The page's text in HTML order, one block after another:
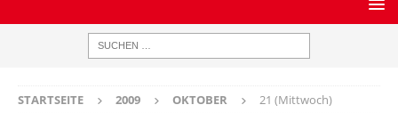
STARTSEITE 2009 OKTOBER 21 (Mittwoch)